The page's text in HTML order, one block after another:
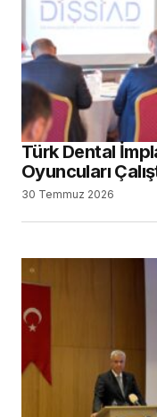
Türk Dental
Oyuncuları
30 Temmuz 2026